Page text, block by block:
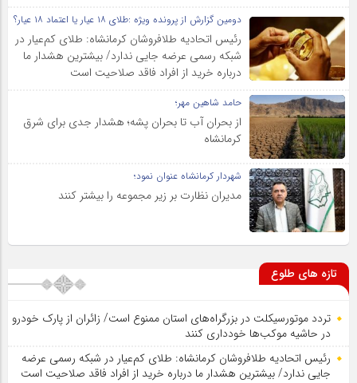
دومین گزارش از پرونده ویژه :طلای ۱۸ عیار یا اعتماد ۱۸ عیار؟
رئیس اتحادیه طلافروشان کرمانشاه: طلای کم‌عیار در
شبکه رسمی عرضه جایی ندارد/ بیشترین هشدار ما
درباره خرید از افراد فاقد صلاحیت است
حامد شاهین مهر؛
از بحران آب تا بحران پشه؛ هشدار جدی برای شرق
کرمانشاه
شهردار کرمانشاه عنوان نمود؛
مدیران نظارت بر زیر مجموعه را بیشتر کنند
تازه های طلوع
تردد موتورسیکلت در بزرگراه‌های استان ممنوع است/ زائران از پارک خودرو
در حاشیه موکب‌ها خودداری کنند
رئیس اتحادیه طلافروشان کرمانشاه: طلای کم‌عیار در شبکه رسمی عرضه
جایی ندارد/ بیشترین هشدار ما درباره خرید از افراد فاقد صلاحیت است